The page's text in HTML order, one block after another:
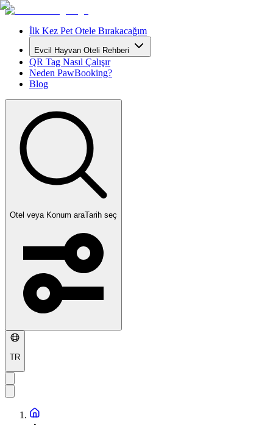
İlk Kez Pet Otele Bırakacağım
Evcil Hayvan Oteli Rehberi
QR Tag Nasıl Çalışır
Neden PawBooking?
Blog
Otel veya Konum araTarih seç
TR